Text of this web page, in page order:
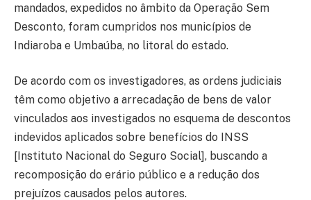
mandados, expedidos no âmbito da Operação Sem
Desconto, foram cumpridos nos municípios de
Indiaroba e Umbaúba, no litoral do estado.
De acordo com os investigadores, as ordens judiciais
têm como objetivo a arrecadação de bens de valor
vinculados aos investigados no esquema de descontos
indevidos aplicados sobre benefícios do INSS
[Instituto Nacional do Seguro Social], buscando a
recomposição do erário público e a redução dos
prejuízos causados pelos autores.